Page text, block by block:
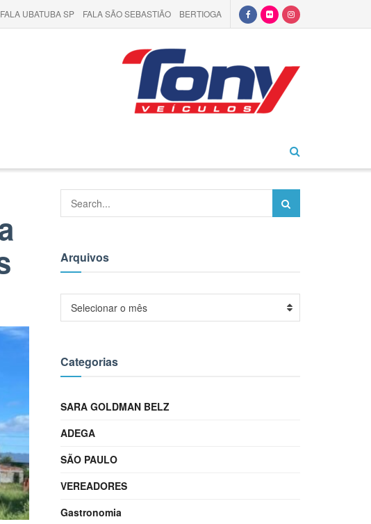
FALA UBATUBA SP FALA SÃO SEBASTIÃO BERTIOGA
Arquivos
Arquivos
Selecionar o mês
Categorias
SARA GOLDMAN BELZ
ADEGA
SÃO PAULO
VEREADORES
Gastronomia